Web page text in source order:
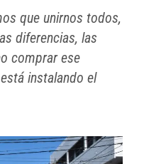
que unirnos todos,
diferencias, las
comprar ese
instalando el